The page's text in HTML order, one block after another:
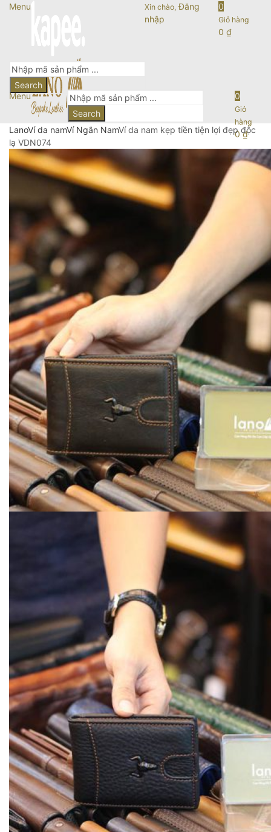
Menu Xin chào, Đăng
nhập
0
Giỏ hàng
0 ₫
Search
Menu
Search
0
Giỏ
hàng
0₫
LanoVí da namVí Ngắn NamVí da nam kẹp tiền tiện lợi đẹp độc
lạ VDN074